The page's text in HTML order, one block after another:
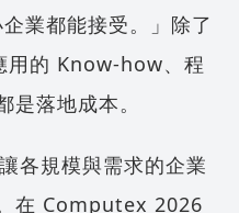
業都能接受。」除了
用的 Know-how、程
落地成本。
各規模與需求的企業
在 Computex 2026